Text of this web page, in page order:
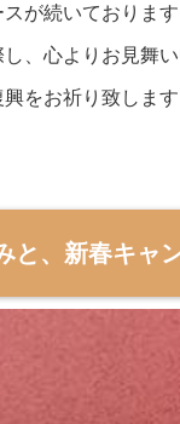
が続いております
、心よりお見舞い
をお祈り致します
と、新春キャ